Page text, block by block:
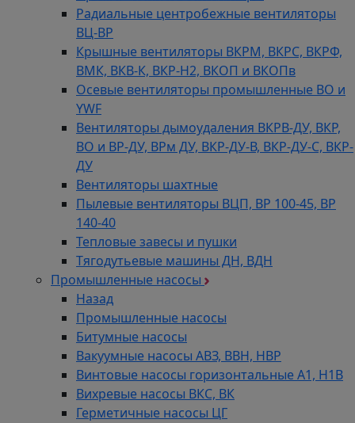
Радиальные центробежные вентиляторы
ВЦ-ВР
Крышные вентиляторы ВКРМ, ВКРС, ВКРФ,
ВМК, ВКВ-К, ВКР-Н2, ВКОП и ВКОПв
Осевые вентиляторы промышленные ВО и
YWF
Вентиляторы дымоудаления ВКРВ-ДУ, ВКР,
ВО и ВР-ДУ, ВРм ДУ, ВКР-ДУ-В, ВКР-ДУ-С, ВКР-
ДУ
Вентиляторы шахтные
Пылевые вентиляторы ВЦП, ВР 100-45, ВР
140-40
Тепловые завесы и пушки
Тягодутьевые машины ДН, ВДН
Промышленные насосы
Назад
Промышленные насосы
Битумные насосы
Вакуумные насосы АВЗ, ВВН, НВР
Винтовые насосы горизонтальные А1, Н1В
Вихревые насосы ВКС, ВК
Герметичные насосы ЦГ